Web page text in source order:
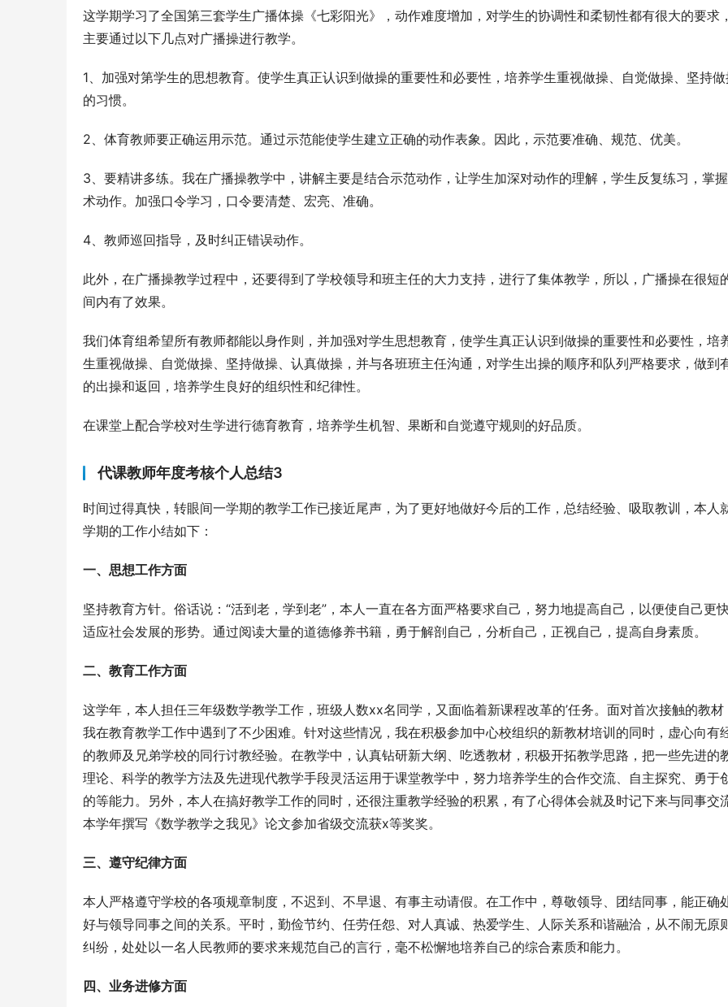
这学期学习了全国第三套学生广播体操《七彩阳光》，动作难度增加，对学生的协调性和柔韧性都有很大的要求
主要通过以下几点对广播操进行教学。
1、加强对第学生的思想教育。使学生真正认识到做操的重要性和必要性，培养学生重视做操、自觉做操、坚持
的习惯。
2、体育教师要正确运用示范。通过示范能使学生建立正确的动作表象。因此，示范要准确、规范、优美。
3、要精讲多练。我在广播操教学中，讲解主要是结合示范动作，让学生加深对动作的理解，学生反复练习，掌
术动作。加强口令学习，口令要清楚、宏亮、准确。
4、教师巡回指导，及时纠正错误动作。
此外，在广播操教学过程中，还要得到了学校领导和班主任的大力支持，进行了集体教学，所以，广播操在很短
间内有了效果。
我们体育组希望所有教师都能以身作则，并加强对学生思想教育，使学生真正认识到做操的重要性和必要性，培
生重视做操、自觉做操、坚持做操、认真做操，并与各班班主任沟通，对学生出操的顺序和队列严格要求，做到
的出操和返回，培养学生良好的组织性和纪律性。
在课堂上配合学校对生学进行德育教育，培养学生机智、果断和自觉遵守规则的好品质。
代课教师年度考核个人总结3
时间过得真快，转眼间一学期的教学工作已接近尾声，为了更好地做好今后的工作，总结经验、吸取教训，本人
学期的工作小结如下：
一、思想工作方面
坚持教育方针。俗话说：“活到老，学到老”，本人一直在各方面严格要求自己，努力地提高自己，以便使自己更
适应社会发展的形势。通过阅读大量的道德修养书籍，勇于解剖自己，分析自己，正视自己，提高自身素质。
二、教育工作方面
这学年，本人担任三年级数学教学工作，班级人数xx名同学，又面临着新课程改革的’任务。面对首次接触的教材
我在教育教学工作中遇到了不少困难。针对这些情况，我在积极参加中心校组织的新教材培训的同时，虚心向有
的教师及兄弟学校的同行讨教经验。在教学中，认真钻研新大纲、吃透教材，积极开拓教学思路，把一些先进的
理论、科学的教学方法及先进现代教学手段灵活运用于课堂教学中，努力培养学生的合作交流、自主探究、勇于
的等能力。另外，本人在搞好教学工作的同时，还很注重教学经验的积累，有了心得体会就及时记下来与同事交
本学年撰写《数学教学之我见》论文参加省级交流获x等奖奖。
三、遵守纪律方面
本人严格遵守学校的各项规章制度，不迟到、不早退、有事主动请假。在工作中，尊敬领导、团结同事，能正确
好与领导同事之间的关系。平时，勤俭节约、任劳任怨、对人真诚、热爱学生、人际关系和谐融洽，从不闹无原
纠纷，处处以一名人民教师的要求来规范自己的言行，毫不松懈地培养自己的综合素质和能力。
四、业务进修方面